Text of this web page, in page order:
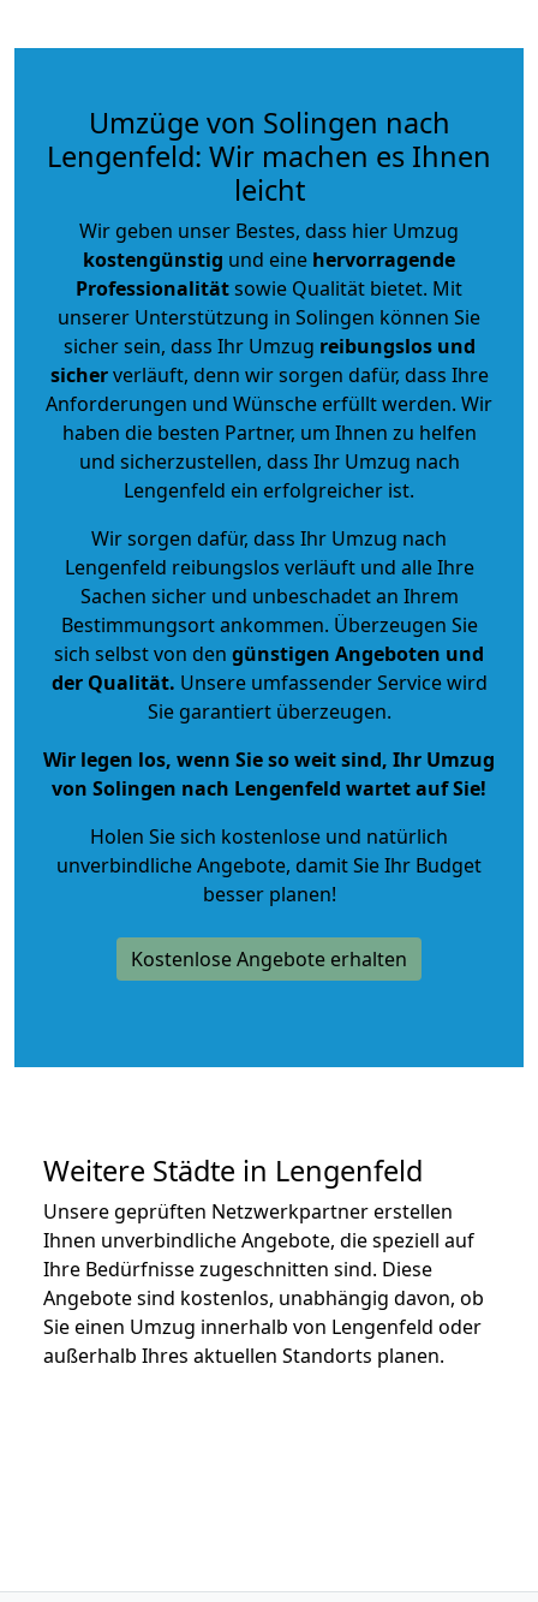
Umzüge von Solingen nach
Lengenfeld: Wir machen es Ihnen
leicht
Wir geben unser Bestes, dass hier Umzug
kostengünstig und eine hervorragende
Professionalitätsowie Qualität bietet. Mit
unserer Unterstützung in Solingen können Sie
sicher sein, dass Ihr Umzug reibungslos und
sicherverläuft, denn wir sorgen dafür, dass Ihre
Anforderungen und Wünsche erfüllt werden. Wir
haben die besten Partner, um Ihnen zu helfen
und sicherzustellen, dass Ihr Umzug nach
Lengenfeld ein erfolgreicher ist.
Wir sorgen dafür, dass Ihr Umzug nach
Lengenfeld reibungslos verläuft und alle Ihre
Sachen sicher und unbeschadet an Ihrem
Bestimmungsort ankommen. Überzeugen Sie
sich selbst von den günstigen Angeboten und
der Qualität. Unsere umfassender Service wird
Sie garantiert überzeugen.
Wir legen los, wenn Sie so weit sind, Ihr Umzug
von Solingen nach Lengenfeld wartet auf Sie!
Holen Sie sich kostenlose und natürlich
unverbindliche Angebote, damit Sie Ihr Budget
besser planen!
Kostenlose Angebote erhalten
Weitere Städte in Lengenfeld
Unsere geprüften Netzwerkpartner erstellen
Ihnen unverbindliche Angebote, die speziell auf
Ihre Bedürfnisse zugeschnitten sind. Diese
Angebote sind kostenlos, unabhängig davon, ob
Sie einen Umzug innerhalb von Lengenfeld oder
außerhalb Ihres aktuellen Standorts planen.